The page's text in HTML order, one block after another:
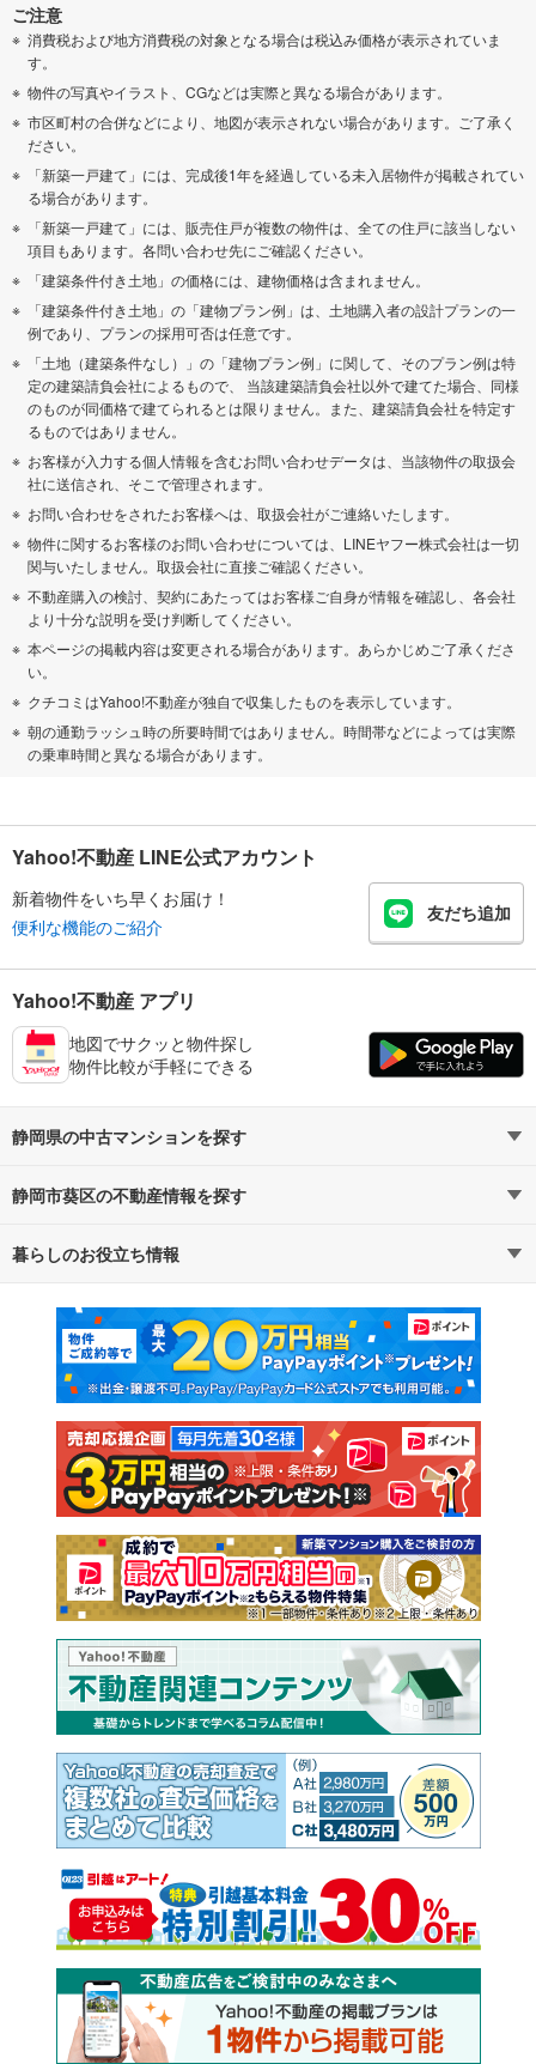
ご注意
消費税および地方消費税の対象となる場合は税込み価格が表示されていま
す。
物件の写真やイラスト、CGなどは実際と異なる場合があります。
市区町村の合併などにより、地図が表示されない場合があります。ご了承く
ださい。
「新築一戸建て」には、完成後1年を経過している未入居物件が掲載されてい
る場合があります。
「新築一戸建て」には、販売住戸が複数の物件は、全ての住戸に該当しない
項目もあります。各問い合わせ先にご確認ください。
「建築条件付き土地」の価格には、建物価格は含まれません。
「建築条件付き土地」の「建物プラン例」は、土地購入者の設計プランの一
例であり、プランの採用可否は任意です。
「土地（建築条件なし）」の「建物プラン例」に関して、そのプラン例は特
定の建築請負会社によるもので、 当該建築請負会社以外で建てた場合、同様
のものが同価格で建てられるとは限りません。また、建築請負会社を特定す
るものではありません。
お客様が入力する個人情報を含むお問い合わせデータは、当該物件の取扱会
社に送信され、そこで管理されます。
お問い合わせをされたお客様へは、取扱会社がご連絡いたします。
物件に関するお客様のお問い合わせについては、LINEヤフー株式会社は一切
関与いたしません。取扱会社に直接ご確認ください。
不動産購入の検討、契約にあたってはお客様ご自身が情報を確認し、各会社
より十分な説明を受け判断してください。
本ページの掲載内容は変更される場合があります。あらかじめご了承くださ
い。
クチコミはYahoo!不動産が独自で収集したものを表示しています。
朝の通勤ラッシュ時の所要時間ではありません。時間帯などによっては実際
の乗車時間と異なる場合があります。
Yahoo!不動産 LINE公式アカウント
新着物件をいち早くお届け！
便利な機能のご紹介
友だち追加
Yahoo!不動産 アプリ
地図でサクッと物件探し
物件比較が手軽にできる
静岡県の中古マンションを探す
路線・駅から探す
通勤・通学時間から探す
静岡市葵区の不動産情報を探す
不動産・住宅
新築マンション 中古マンション
新築一戸建て 中古一戸建て
注文住宅 土地
売却査定
暮らしのお役立ち情報
マンションカタログ 教えて！住まいの先生